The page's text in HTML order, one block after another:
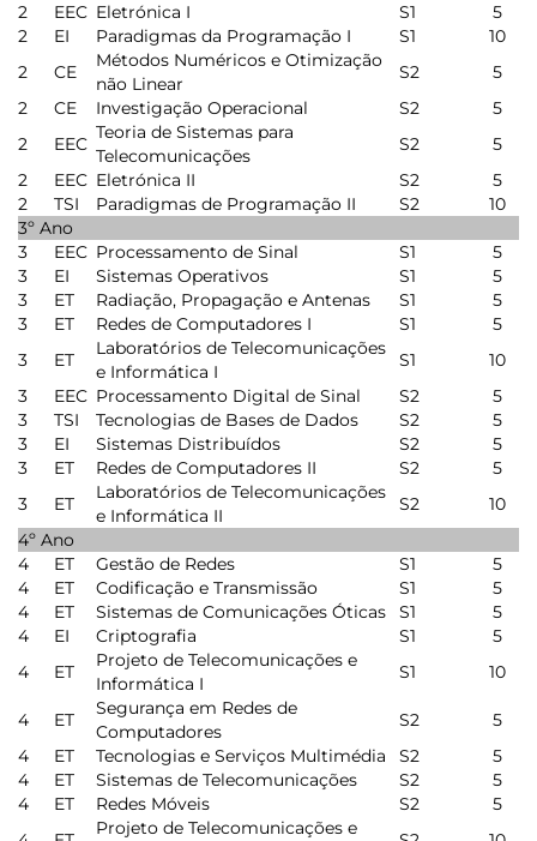
2
EEC Eletrónica I S1
5
2
EI Paradigmas da Programação I S1
10
2
CE
Métodos Numéricos e Otimização
não Linear
S2
5
2
CE Investigação Operacional S2
5
2
EEC
Teoria de Sistemas para
Telecomunicações
S2
5
2
EEC Eletrónica II S2
5
2
TSI Paradigmas de Programação II S2
10
3º Ano
3
EEC Processamento de Sinal S1
5
3
EI Sistemas Operativos S1
5
3
ET Radiação, Propagação e Antenas S1
5
3
ET Redes de Computadores I S1
5
3
ET
Laboratórios de Telecomunicações
e Informática I
S1
10
3
EEC Processamento Digital de Sinal S2
5
3
TSI Tecnologias de Bases de Dados S2
5
3
EI Sistemas Distribuídos S2
5
3
ET Redes de Computadores II S2
5
3
ET
Laboratórios de Telecomunicações
e Informática II
S2
10
4º Ano
4
ET Gestão de Redes S1
5
4
ET Codificação e Transmissão S1
5
4
ET Sistemas de Comunicações Óticas S1
5
4
EI Criptografia S1
5
4
ET
Projeto de Telecomunicações e
Informática I
S1 10
4 ET
Segurança em Redes de
Computadores
S2
5
4
ET Tecnologias e Serviços Multimédia S2
5
4
ET Sistemas de Telecomunicações S2
5
4
ET Redes Móveis S2
5
Projeto de Telecomunicações e